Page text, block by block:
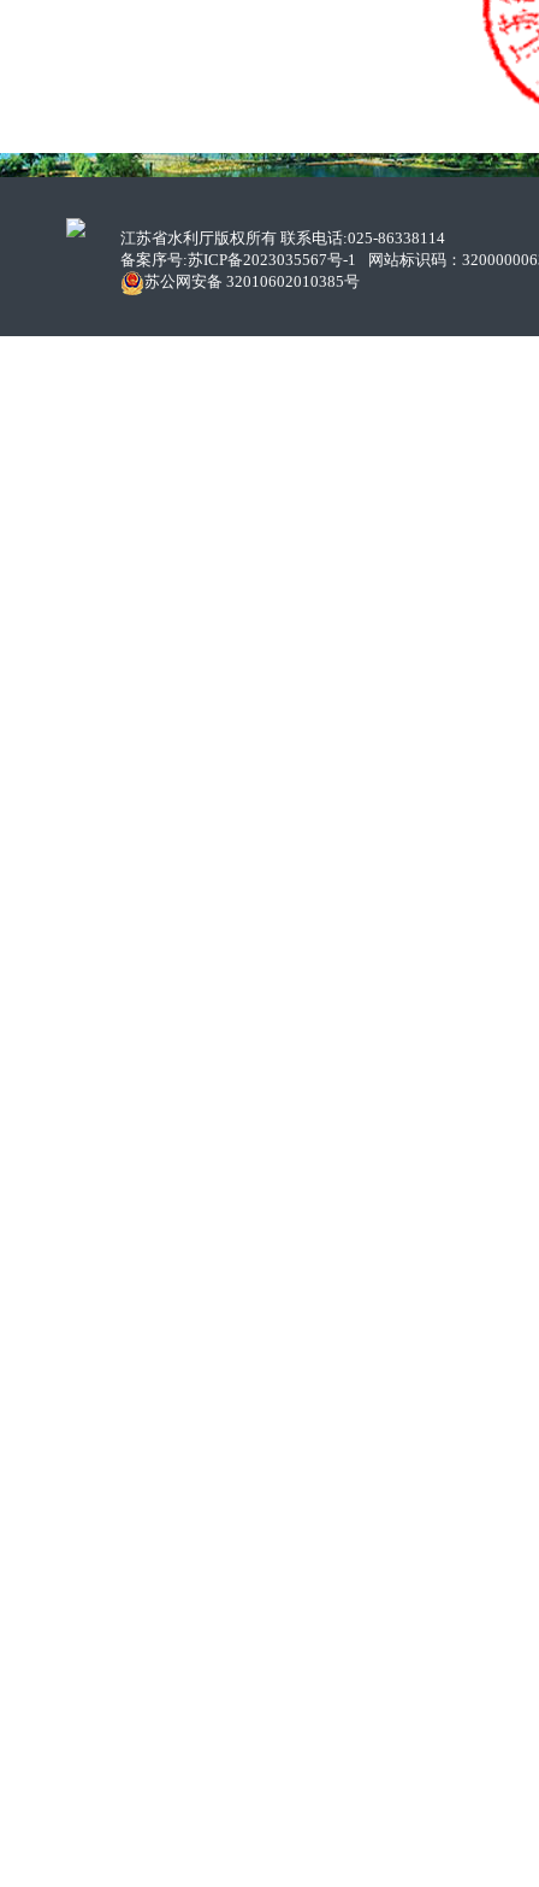
江苏省水利厅版权所有 联系电话:025-86338114
备案序号:苏ICP备2023035567号-1
网站标识码：
苏公网安备 32010602010385号